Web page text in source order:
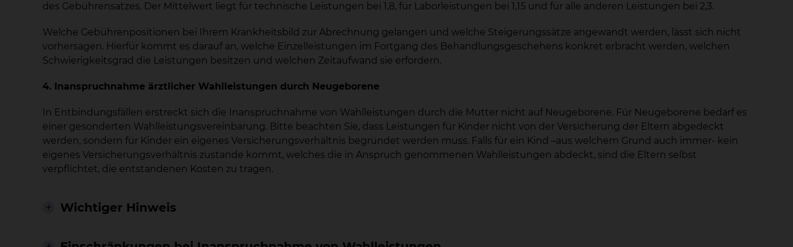
des Gebührensatzes. Der Mittelwert liegt für technische Leistungen bei 1,8, für Laborleistungen bei 1,15 und für alle anderen Leistungen bei 2,3.
Welche Gebührenpositionen bei Ihrem Krankheitsbild zur Abrechnung gelangen und welche Steigerungssätze angewandt werden, lässt sich nicht
vorhersagen. Hierfür kommt es darauf an, welche Einzelleistungen im Fortgang des Behandlungsgeschehens konkret erbracht werden, welchen
Schwierigkeitsgrad die Leistungen besitzen und welchen Zeitaufwand sie erfordern.
4. Inanspruchnahme ärztlicher Wahlleistungen durch Neugeborene
In Entbindungsfällen erstreckt sich die Inanspruchnahme von Wahlleistungen durch die Mutter nicht auf Neugeborene. Für Neugeborene bedarf es
einer gesonderten Wahlleistungsvereinbarung. Bitte beachten Sie, dass Leistungen für Kinder nicht von der Versicherung der Eltern abgedeckt
werden, sondern für Kinder ein eigenes Versicherungsverhältnis begründet werden muss. Falls für ein Kind –aus welchem Grund auch immer- kein
eigenes Versicherungsverhältnis zustande kommt, welches die in Anspruch genommenen Wahlleistungen abdeckt, sind die Eltern selbst
verpflichtet, die entstandenen Kosten zu tragen.
Wichtiger Hinweis